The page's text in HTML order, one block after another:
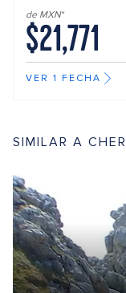
de MXN*
$21,771
VER 1 FECHA
SIMILAR A